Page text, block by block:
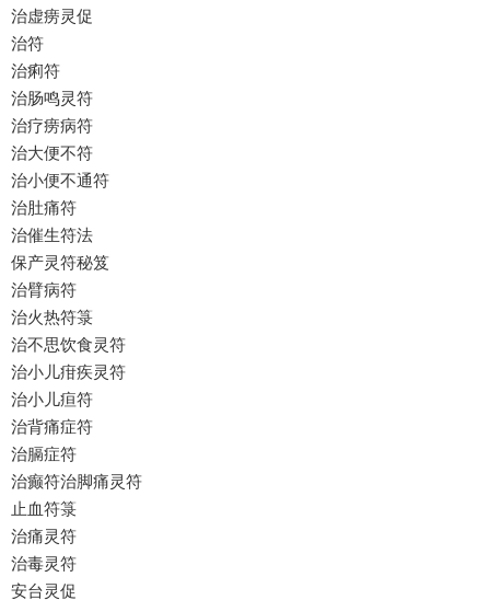
治虚痨灵促
治符
治痢符
治肠鸣灵符
治疗痨病符
治大便不符
治小便不通符
治肚痛符
治催生符法
保产灵符秘笈
治臂病符
治火热符箓
治不思饮食灵符
治小儿疳疾灵符
治小儿疸符
治背痛症符
治膈症符
治癫符治脚痛灵符
止血符箓
治痛灵符
治毒灵符
安台灵促